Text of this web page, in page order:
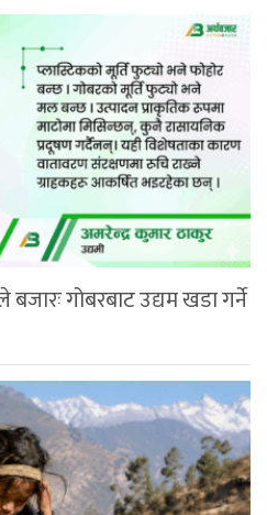
गोबरबाट उद्यम खडा गर्ने